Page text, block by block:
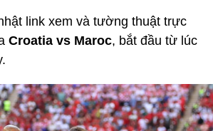
link xem và tường thuật trực
Croatia vs Maroc, bắt đầu từ lúc